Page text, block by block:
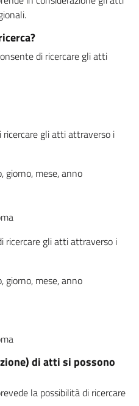
di ricercare gli atti
ricercare gli atti attraverso i
giorno, mese, anno
ricercare gli atti attraverso i
giorno, mese, anno
di atti si possono
la possibilità di ricercare